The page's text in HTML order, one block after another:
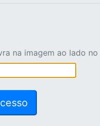
na imagem ao lado